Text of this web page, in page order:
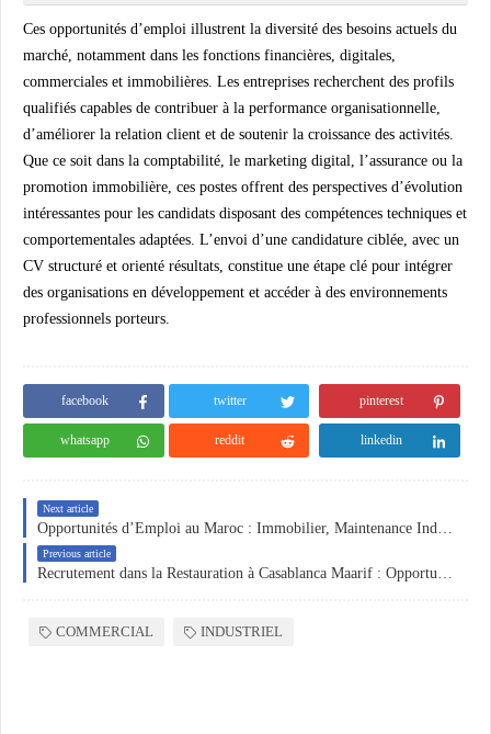
Ces opportunités d’emploi illustrent la diversité des besoins actuels du
marché, notamment dans les fonctions financières, digitales,
commerciales et immobilières. Les entreprises recherchent des profils
qualifiés capables de contribuer à la performance organisationnelle,
d’améliorer la relation client et de soutenir la croissance des activités.
Que ce soit dans la comptabilité, le marketing digital, l’assurance ou la
promotion immobilière, ces postes offrent des perspectives d’évolution
intéressantes pour les candidats disposant des compétences techniques et
comportementales adaptées. L’envoi d’une candidature ciblée, avec un
CV structuré et orienté résultats, constitue une étape clé pour intégrer
des organisations en développement et accéder à des environnements
professionnels porteurs.
facebook twitter pinterest
whatsapp reddit linkedin
Next article
Previous article
COMMERCIAL INDUSTRIEL